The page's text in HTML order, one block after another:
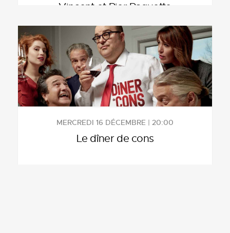
Vincent et Pier Paquette
MERCREDI 16 DÉCEMBRE | 20:00
Le dîner de cons